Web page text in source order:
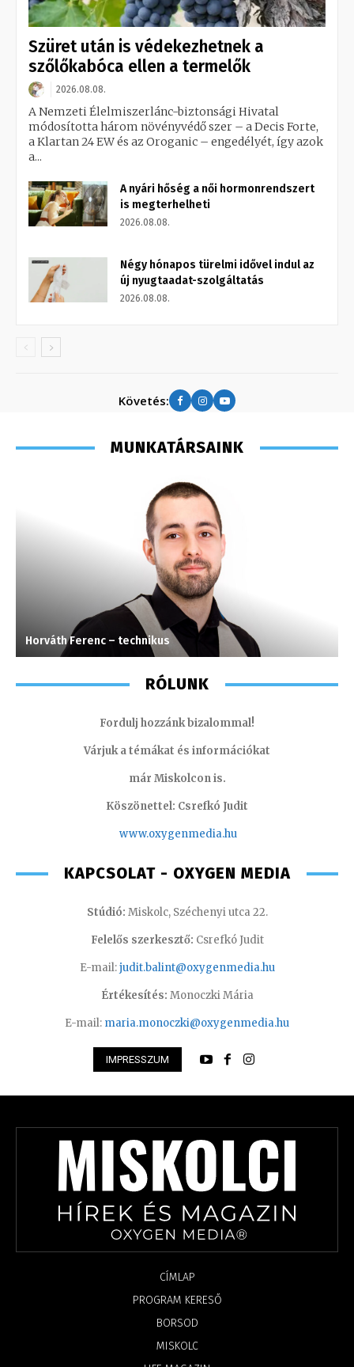
Szüret után is védekezhetnek a
szőlőkabóca ellen a termelők
2026.08.08.
A Nemzeti Élelmiszerlánc-biztonsági Hivatal
módosította három növényvédő szer – a Decis Forte,
a Klartan 24 EW és az Oroganic – engedélyét, így azok
a...
A nyári hőség a női hormonrendszert
is megterhelheti
2026.08.08.
Négy hónapos türelmi idővel indul az
új nyugtaadat-szolgáltatás
2026.08.08.
Követés:
MUNKATÁRSAINK
Horváth Ferenc – technikus
RÓLUNK
Fordulj hozzánk bizalommal!
Várjuk a témákat és információkat
már Miskolcon is.
Köszönettel: Csrefkó Judit
www.oxygenmedia.hu
KAPCSOLAT - OXYGEN MEDIA
Stúdió: Miskolc, Széchenyi utca 22.
Felelős szerkesztő: Csrefkó Judit
E-mail:judit.balint@oxygenmedia.hu
Értékesítés: Monoczki Mária
E-mail: maria.monoczki@oxygenmedia.hu
IMPRESSZUM
CÍMLAP
PROGRAM KERESŐ
BORSOD
MISKOLC